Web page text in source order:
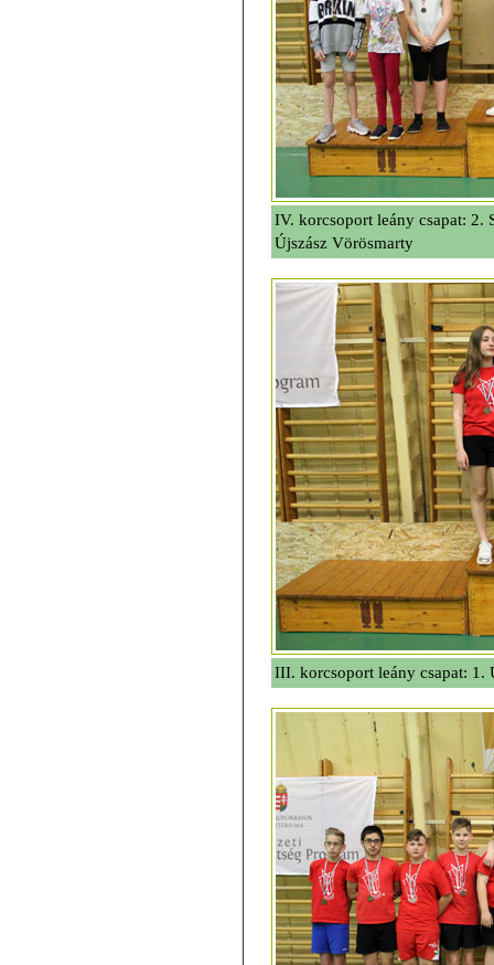
IV. korcsoport leány csapat: 2.
Újszász Vörösmarty
III. korcsoport leány csapat: 1.